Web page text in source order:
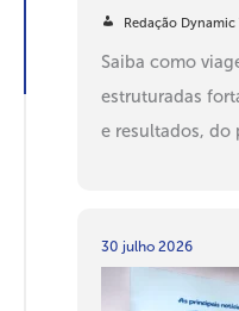
Redação Dynamic
Saiba como
estruturadas
e resultados, do
30 julho 2026